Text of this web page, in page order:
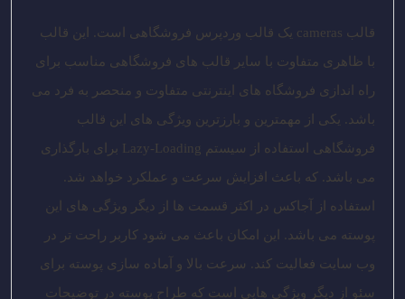
قالب cameras یک قالب وردپرس فروشگاهی است. این قالب
با ظاهری متفاوت با سایر قالب های فروشگاهی مناسب برای
راه اندازی فروشگاه های اینترنتی متفاوت و منحصر به فرد می
باشد. یکی از مهمترین و بارزترین ویژگی های این قالب
فروشگاهی استفاده از سیستم Lazy-Loading برای بارگذاری
می باشد. که باعث افزایش سرعت و عملکرد خواهد شد.
استفاده از آجاکس در اکثر قسمت ها از دیگر ویژگی های این
پوسته می باشد. این امکان باعث می شود کاربر راحت تر در
وب سایت فعالیت کند. سرعت بالا و آماده سازی پوسته برای
سئو از دیگر ویژگی هایی است که طراح پوسته در توضیحات